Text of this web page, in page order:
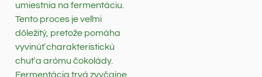
umiestnia na fermentáciu.
Tento proces je veľmi
dôležitý, pretože pomáha
vyvinúť charakteristickú
chuť a arómu čokolády.
Fermentácia trvá zvyčajne